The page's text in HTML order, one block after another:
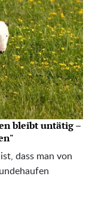
bleibt untätig –
dass man von